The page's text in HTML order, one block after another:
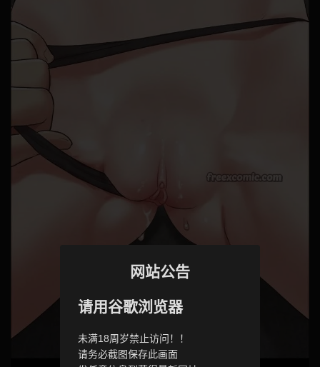
网站公告
请用谷歌浏览器
未满18周岁禁止访问！！
请务必截图保存此画面